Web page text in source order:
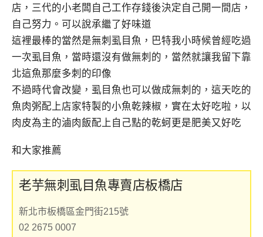
店，三代的小老闆自己工作存錢後決定自己開一間店，
自己努力。可以說承繼了好味道
這裡最棒的當然是無刺虱目魚，巴特我小時候曾經吃過
一次虱目魚，當時還沒有做無刺的，當然就讓我留下靠
北這魚那麼多刺的印像
不過時代會改變，虱目魚也可以做成無刺的，這天吃的
魚肉粥配上店家特製的小魚乾辣椒，實在太好吃啦，以
肉皮為主的滷肉飯配上自己點的乾蚵更是肥美又好吃
和大家推薦
老芋無刺虱目魚專賣店板橋店
新北市板橋區金門街215號
02 2675 0007